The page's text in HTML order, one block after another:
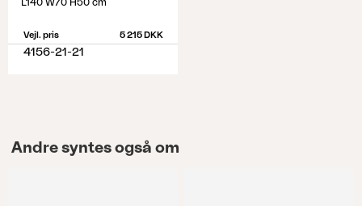
L140 W70 H50 cm
Vejl. pris 5 215 DKK
4156-21-21
Andre syntes også om